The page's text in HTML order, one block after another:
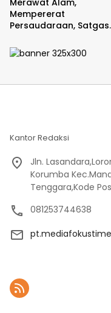
Merawat Alam,
Mempererat
Persaudaraan, Satgas
Enarotali Wujudkan
Bersih, Indonesia Asri
Kantor Redaksi
Jln.
Korumba
Tenggara,Kode Pos
081253744638